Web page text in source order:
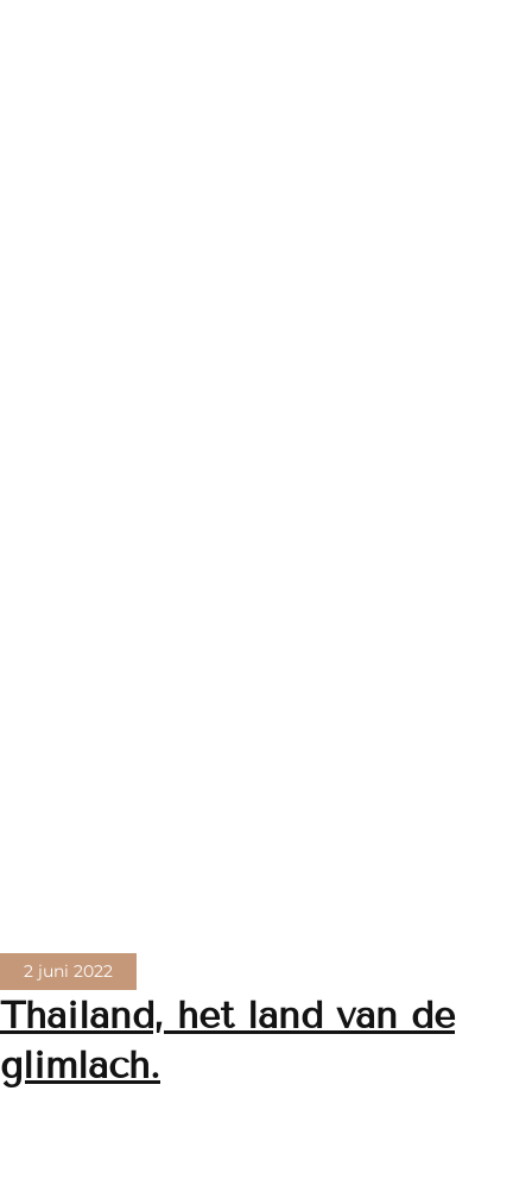
2 juni 2022
Thailand, het land van de
glimlach.